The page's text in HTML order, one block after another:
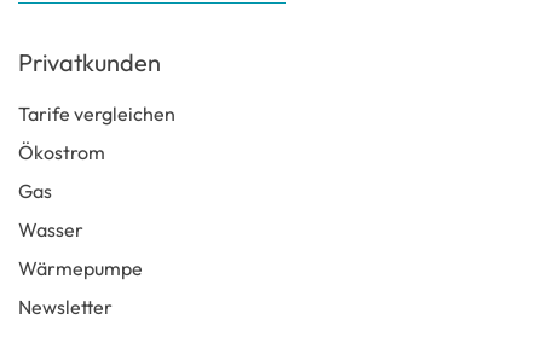
Privatkunden
Tarife vergleichen
Ökostrom
Gas
Wasser
Wärmepumpe
Newsletter